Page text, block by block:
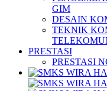
GIM
DESAIN
TEKNIK
PRESTASI
PRESTASI